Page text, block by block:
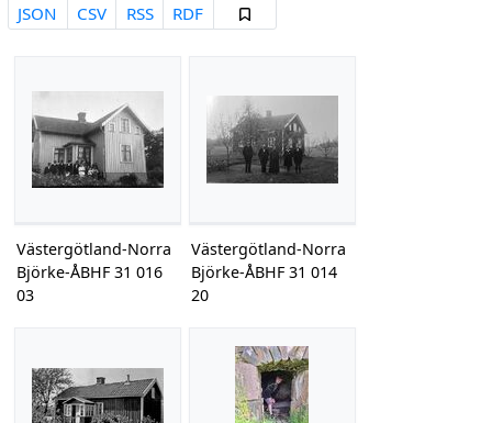
JSON CSV RSS RDF
Västergötland-Norra
Björke-ÅBHF 31 016
03
Västergötland-Norra
Björke-ÅBHF 31 014
20